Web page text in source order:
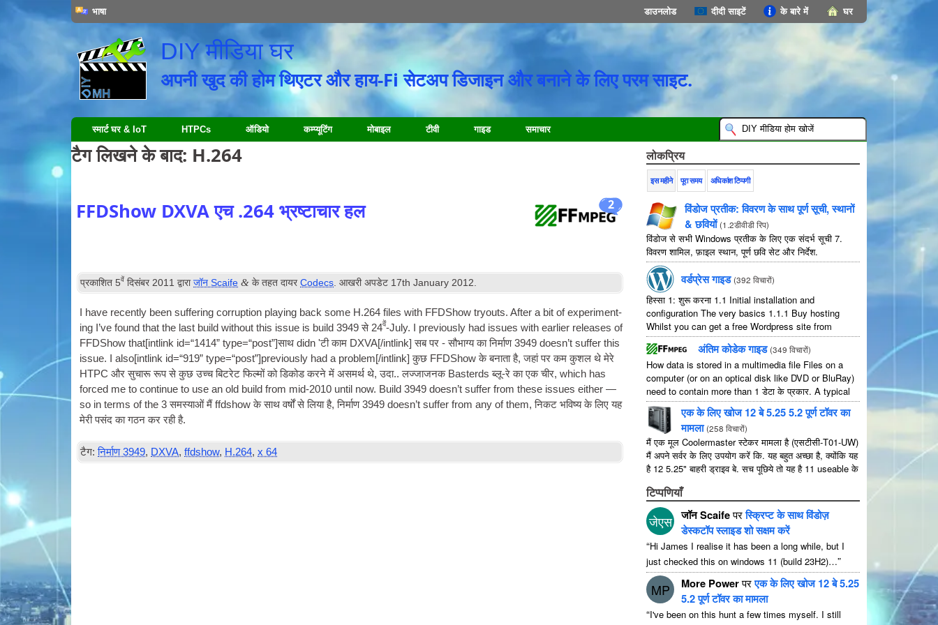
घर
के बारे में
दीदी साइटें
डाउनलोड
भाषा
DIY मीडिया घर
अपनी खुद की होम थिएटर और हाय-Fi सेटअप डिजाइन और बनाने के लिए परम साइट.
स्मार्ट घर & IoT HTPCs ऑडियो कम्प्यूटिंग मोबाइल टीवी गाइड समाचार
टैग लिखने के बाद: H.264
2
FFDShow DXVA एच .264 भ्रष्टाचार हल
प्रकाशित5वें दिसंबर 2011 द्वाराजॉन Scaife & के तहत दायरCodecs. आखरी अपडेट 17th January 2012.
I have recently been suf­fer­ing cor­rup­tion play­ing back some H.264 files with FFD­Show try­outs. After a bit of exper­i­ment­
ing I’ve found that the last build without this issue is build 3949 से 24वें-July. I pre­vi­ously had issues with earli­er releases of
FFD­Show that[int­link id=“1414” type=“post”]साथ didn 'टी काम DXVA[/intlink] सब पर - सौभाग्य का निर्माण 3949does­n’t suf­fer this
issue. I also[int­link id=“919” type=“post”]previously had a problem[/intlink] कुछ FFDShow के बनाता है, जहां पर कम कुशल थे मेरे
HTPC और सुचारू रूप से कुछ उच्च बिटरेट फिल्मों को डिकोड करने में असमर्थ थे, उदा.. लज्जाजनक Basterds ब्लू-रे का एक चीर,which has
forced me to con­tin­ue to use an old build from mid-2010 until now. Build 3949does­n’t suf­fer from these issues either —
so in terms of the 3 समस्याओं मैं ffdshow के साथ वर्षों से लिया है, निर्माण 3949does­n’t suf­fer from any of them, निकट भविष्य के लिए यह
मेरी पसंद का गठन कर रही है.
टैग: निर्माण 3949, DXVA,ffdshow, H.264,x 64
लोकप्रिय
इस महीने पूरा समय अधिकांश टिप्पणी
विंडोज प्रतीक: विवरण के साथ पूर्ण सूची, स्थानों
& छवियों (1.2डीवीडी रिप)
विंडोज से सभी Windows प्रतीक के लिए एक संदर्भ सूची 7.
विवरण शामिल, फ़ाइल स्थान, पूर्ण छवि सेट और निर्देश.
वर्डप्रेस गाइड (392 विचारों)
हिस्सा 1: शुरू करना 1.1 Initial installation and
configuration The very basics 1.1.1 Buy hosting
Whilst you can get a free Wordpress site from
wordpress.com,you lose some control and you
have to serve their...
अंतिम कोडेक गाइड (349 विचारों)
How data is stored in a multimedia file Files on a
computer(or on an optical disk like DVD or BluRay)
need to contain more than 1 डेटा के प्रकार.A typical
movie will include...
एक के लिए खोज 12 बे 5.25 5.2 पूर्ण टॉवर का
मामला (258 विचारों)
मैं एक मूल Coolermaster स्टेकर मामला है (एसटीसी-T01-UW)
मैं अपने सर्वर के लिए उपयोग करें कि. यह बहुत अच्छा है, क्योंकि यह
है 12 5.25" बाहरी ड्राइव बे. सच पूछिये तो यह है 11 useable के
टिप्पणियाँ
जेएस जॉन Scaifeपरस्क्रिप्ट के साथ विंडोज़
डेस्कटॉप स्लाइड शो सक्षम करें
“Hi James I realise it has been a long while,but I
just checked this on windows 11 (build 23H2)…”
MP More Powerपरएक के लिए खोज 12 बे 5.25
5.2 पूर्ण टॉवर का मामला
“I've been on this hunt a few times myself. I still